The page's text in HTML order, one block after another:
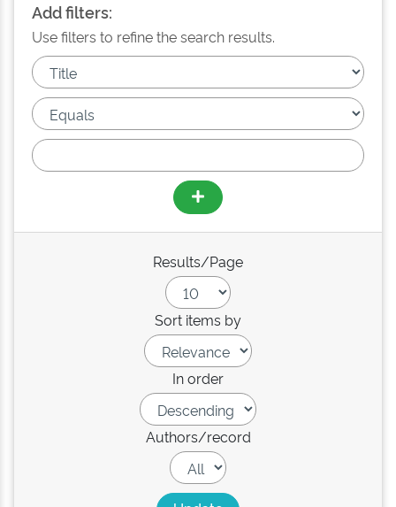
Add filters:
Use filters to refine the search results.
Results/Page
Sort items by
In order
Authors/record